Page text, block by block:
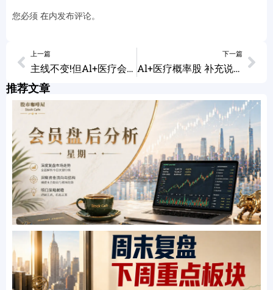
您必须 在内发布评论。
上一篇
主线不变!但Al+医疗会是新亮点吗? 03/23/2023
下一篇
Al+医疗概率股 补充说明 03/24/2023
推荐文章